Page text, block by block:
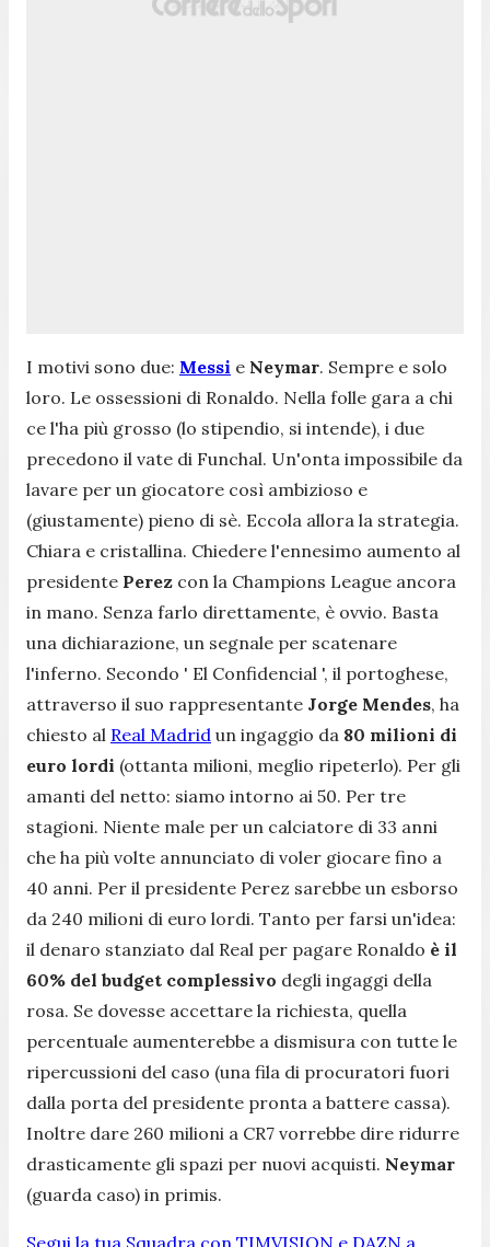
I motivi sono due: Messi e Neymar. Sempre e solo
loro. Le ossessioni di Ronaldo. Nella folle gara a chi
ce l'ha più grosso (lo stipendio, si intende), i due
precedono il vate di Funchal. Un'onta impossibile da
lavare per un giocatore così ambizioso e
(giustamente) pieno di sè. Eccola allora la strategia.
Chiara e cristallina. Chiedere l'ennesimo aumento al
presidente Perez con la Champions League ancora
in mano. Senza farlo direttamente, è ovvio. Basta
una dichiarazione, un segnale per scatenare
l'inferno. Secondo ' El Confidencial ', il portoghese,
attraverso il suo rappresentante Jorge Mendes, ha
chiesto al Real Madrid un ingaggio da 80 milioni di
euro lordi (ottanta milioni, meglio ripeterlo). Per gli
amanti del netto: siamo intorno ai 50. Per tre
stagioni. Niente male per un calciatore di 33 anni
che ha più volte annunciato di voler giocare fino a
40 anni. Per il presidente Perez sarebbe un esborso
da 240 milioni di euro lordi. Tanto per farsi un'idea:
il denaro stanziato dal Real per pagare Ronaldo è il
60% del budget complessivo degli ingaggi della
rosa. Se dovesse accettare la richiesta, quella
percentuale aumenterebbe a dismisura con tutte le
ripercussioni del caso (una fila di procuratori fuori
dalla porta del presidente pronta a battere cassa).
Inoltre dare 260 milioni a CR7 vorrebbe dire ridurre
drasticamente gli spazi per nuovi acquisti. Neymar
(guarda caso) in primis.
Segui la tua Squadra con TIMVISION e DAZN a